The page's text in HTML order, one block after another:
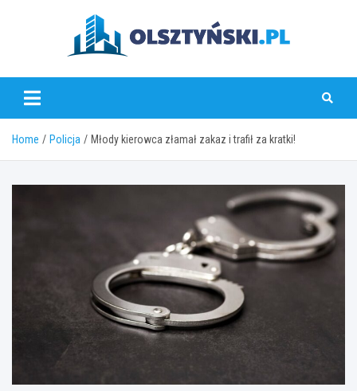
olsztynski.pl
Home Policja Młody kierowca złamał zakaz i trafił za kratki!